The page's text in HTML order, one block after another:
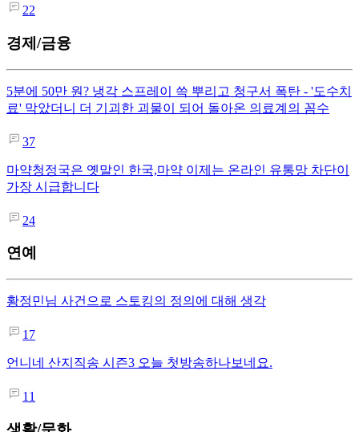
22
경제/금융
5분에 50만 원? 냉각 스프레이 쓱 뿌리고 청구서 폭탄 - '도수치
료' 막았더니 더 기괴한 괴물이 되어 돌아온 의료계의 꼼수
37
마약청정국은 옛말인 한국,마약 이제는 온라인 유통망 차단이
가장 시급합니다
24
연예
황정민님 사건으로 스토킹의 정의에 대해 생각
17
언니네 산지직송 시즌3 오늘 첫방송하나보네요.
11